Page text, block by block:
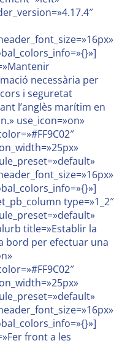
necessària per
i seguretat
l’anglès marítim en
use_icon=»on»
type=»1_2″
title=»Establir la
bord per efectuar una
front a les